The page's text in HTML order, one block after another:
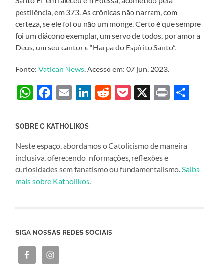
pestilência, em 373. As crônicas não narram, com
certeza, se ele foi ou não um monge. Certo é que sempre
foi um diácono exemplar, um servo de todos, por amor a
Deus, um seu cantor e “Harpa do Espírito Santo”.
Fonte:Vatican News. Acesso em: 07 jun. 2023.
WhatsApp
Facebook
EmailLinkedIn
Reddit
Pocket
X Print
SOBRE O KATHOLIKOS
Neste espaço, abordamos o Catolicismo de maneira
inclusiva, oferecendo informações, reflexões e
curiosidades sem fanatismo ou fundamentalismo.Saiba
mais sobre Katholikos.
SIGA NOSSAS REDES SOCIAIS